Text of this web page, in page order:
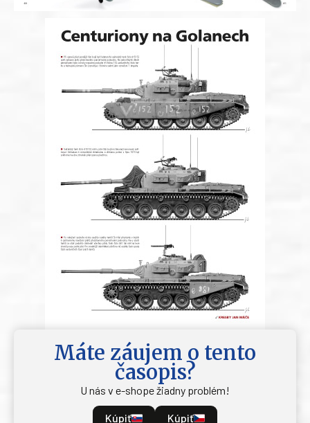
Máte záujem o tento
časopis?
U nás v e-shope žiadny problém!
Kúpiť Kúpiť